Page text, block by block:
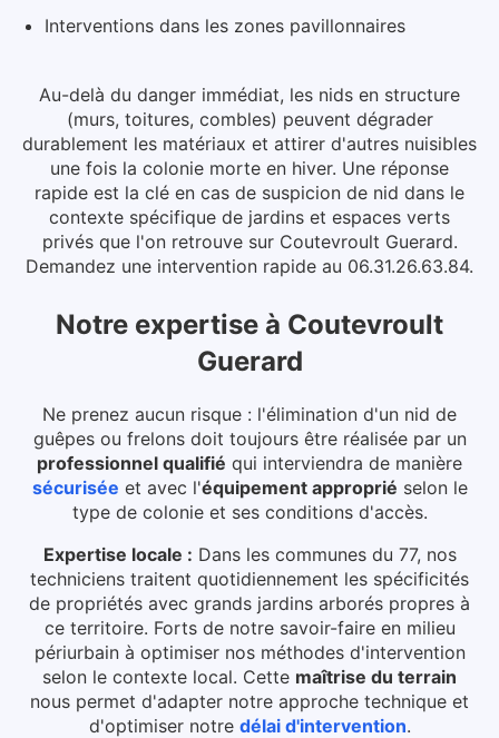
Interventions dans les zones pavillonnaires
Au-delà du danger immédiat, les nids en structure
(murs, toitures, combles) peuvent dégrader
durablement les matériaux et attirer d'autres nuisibles
une fois la colonie morte en hiver. Une réponse
rapide est la clé en cas de suspicion de nid dans le
contexte spécifique de jardins et espaces verts
privés que l'on retrouve sur Coutevroult Guerard.
Demandez une intervention rapide au 06.31.26.63.84.
Notre expertise à Coutevroult
Guerard
Ne prenez aucun risque : l'élimination d'un nid de
guêpes ou frelons doit toujours être réalisée par un
professionnel qualifié qui interviendra de manière
sécurisée et avec l'équipement approprié selon le
type de colonie et ses conditions d'accès.
Expertise locale : Dans les communes du 77, nos
techniciens traitent quotidiennement les spécificités
de propriétés avec grands jardins arborés propres à
ce territoire. Forts de notre savoir-faire en milieu
périurbain à optimiser nos méthodes d'intervention
selon le contexte local. Cette maîtrise du terrain
nous permet d'adapter notre approche technique et
d'optimiser notre délai d'intervention.